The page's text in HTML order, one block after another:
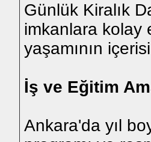
Günlük Kiralık
imkanlara kolay
yaşamının
İş ve Eğitim
Ankara'da yıl